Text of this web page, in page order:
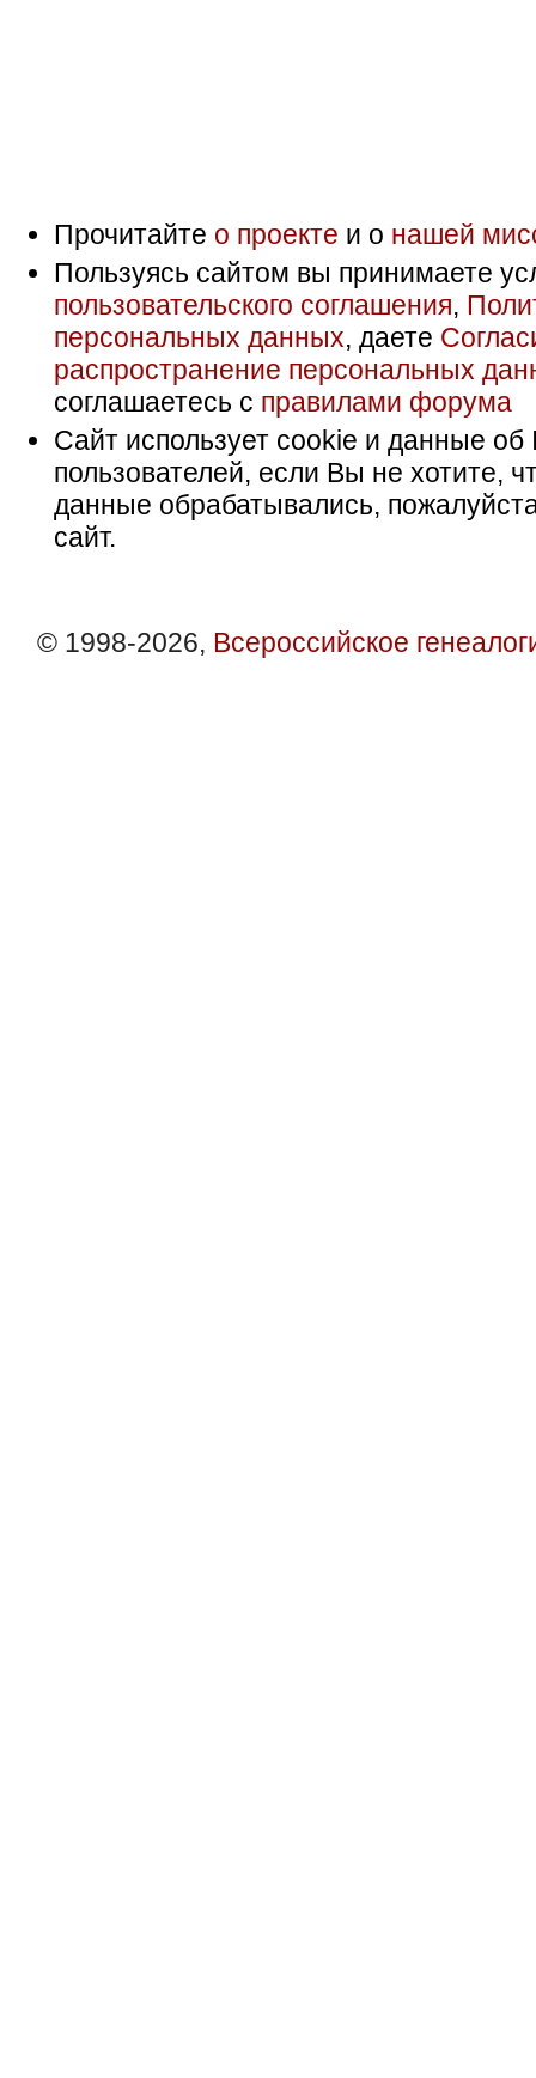
Прочитайте о проекте и о нашей
Пользуясь сайтом вы принимаете
пользовательского соглашения,
персональных данных, даете
распространение персональных
соглашаетесь с правилами форума
Сайт использует cookie и данные об
пользователей, если Вы не хотите,
данные обрабатывались,
сайт.
© 1998-2026, Всероссийское